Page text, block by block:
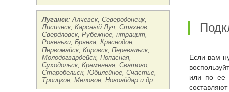
Луганск: Алчевск, Северодонецк,
Лисичнск, Карсный Луч, Стахнов,
Свердловск, Рубежное, нтрацит,
Ровеньки, Брянка, Краснодон,
Первомайск, Кировск, Перевальск,
Молодогвардейск, Попасная,
Суходольск, Кременная, Сватово,
Старобельск, Юбилейное, Счастье,
Троицкое, Меловое, Новоайдар и др.
Если вам
или по ее